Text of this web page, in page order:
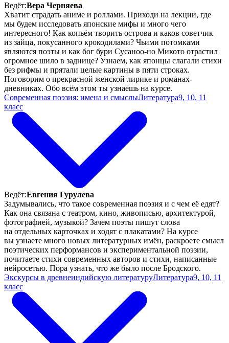
Ведёт:Вера Черняева
Хватит страдать аниме и роллами. Приходи на лекции, где
мы будем исследовать японские мифы и много чего
интересного! Как копьём творить острова и каков советчик
из зайца, покусанного крокодилами? Чьими потомками
являются поэты и как бог бури Сусаноо-но Микото отрастил
огромное шило в заднице? Узнаем, как японцы слагали стихи
без рифмы и прятали целые картины в пяти строках.
Поговорим о прекрасной женской лирике и романах-
дневниках. Обо всём этом ты узнаешь на курсе.
Современная поэзия: имена и смыслыЛитература9, 10, 11
класс
Ведёт:Евгения Гурулева
Задумывались, что такое современная поэзия и с чем её едят?
Как она связана с театром, кино, живописью, архитектурой,
фотографией, музыкой? Зачем поэты пишут слова
на отдельных карточках и ходят с плакатами? На курсе
вы узнаете много новых литературных имён, раскроете смысл
поэтических перформансов и экспериментальной поэзии,
почитаете стихи современных авторов и стихи, написанные
нейросетью. Пора узнать, что же было после Бродского.
Экскурсы в древнеиндийскую литературуЛитература9, 10, 11
класс